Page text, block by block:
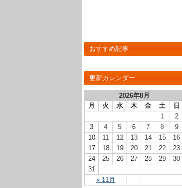
おすすめ記事
更新カレンダー
2026年8月
月
火 水 木 金 土 日
« 11月
1
2
3
4 5 6 7 8
9
10
11 12 13 14 15
16
17
18 19 20 21 22
23
24
25 26 27 28 29
30
31